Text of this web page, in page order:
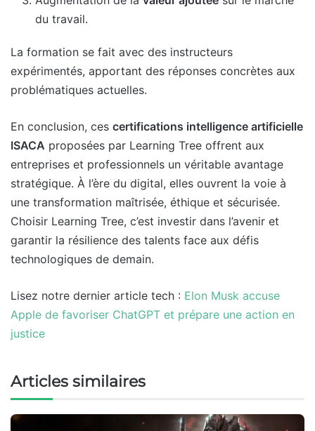
du travail.
La formation se fait avec des instructeurs
expérimentés, apportant des réponses concrètes aux
problématiques actuelles.
En conclusion, ces certifications intelligence artificielle
ISACA proposées par Learning Tree offrent aux
entreprises et professionnels un véritable avantage
stratégique. À l’ère du digital, elles ouvrent la voie à
une transformation maîtrisée, éthique et sécurisée.
Choisir Learning Tree, c’est investir dans l’avenir et
garantir la résilience des talents face aux défis
technologiques de demain.
Lisez notre dernier article tech : Elon Musk accuse
Apple de favoriser ChatGPT et prépare une action en
justice
Articles similaires